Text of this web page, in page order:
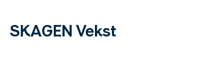
SKAGEN Vekst